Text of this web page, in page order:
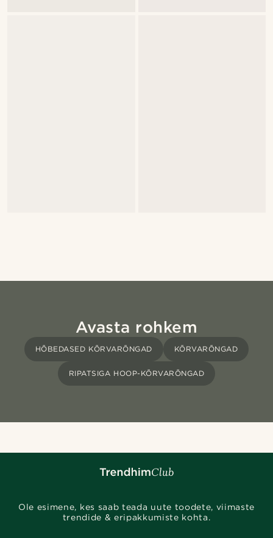
Avasta rohkem
HÕBEDASED KÕRVARÕNGAD KÕRVARÕNGAD
RIPATSIGA HOOP-KÕRVARÕNGAD
Ole esimene, kes saab teada uute toodete, viimaste
trendide & eripakkumiste kohta.